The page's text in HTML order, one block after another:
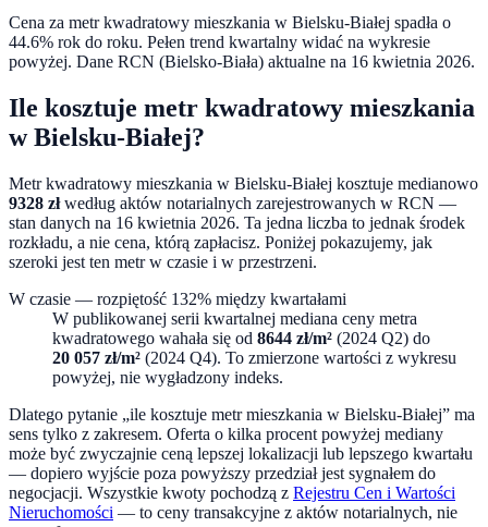
Cena za metr kwadratowy mieszkania w Bielsku-Białej spadła o
44.6% rok do roku. Pełen trend kwartalny widać na wykresie
powyżej. Dane RCN (Bielsko-Biała) aktualne na 16 kwietnia 2026.
Ile kosztuje metr kwadratowy mieszkania
wBielsku-Białej?
Metr kwadratowy mieszkania w Bielsku-Białej kosztuje medianowo
9328 złwedług aktów notarialnych zarejestrowanych w RCN —
stan danych na 16 kwietnia 2026. Ta jedna liczba to jednak środek
rozkładu, a nie cena, którą zapłacisz. Poniżej pokazujemy, jak
szeroki jest ten metr w czasie i w przestrzeni.
W czasie — rozpiętość 132% między kwartałami
W publikowanej serii kwartalnej mediana ceny metra
kwadratowego wahała się od 8644 zł/m² (2024 Q2) do
20 057 zł/m² (2024 Q4). To zmierzone wartości z wykresu
powyżej, nie wygładzony indeks.
Dlatego pytanie „ile kosztuje metr mieszkania w Bielsku-Białej” ma
sens tylko z zakresem. Oferta o kilka procent powyżej mediany
może być zwyczajnie ceną lepszej lokalizacji lub lepszego kwartału
— dopiero wyjście poza powyższy przedział jest sygnałem do
negocjacji. Wszystkie kwoty pochodzą z Rejestru Cen i Wartości
Nieruchomości — to ceny transakcyjne z aktów notarialnych, nie